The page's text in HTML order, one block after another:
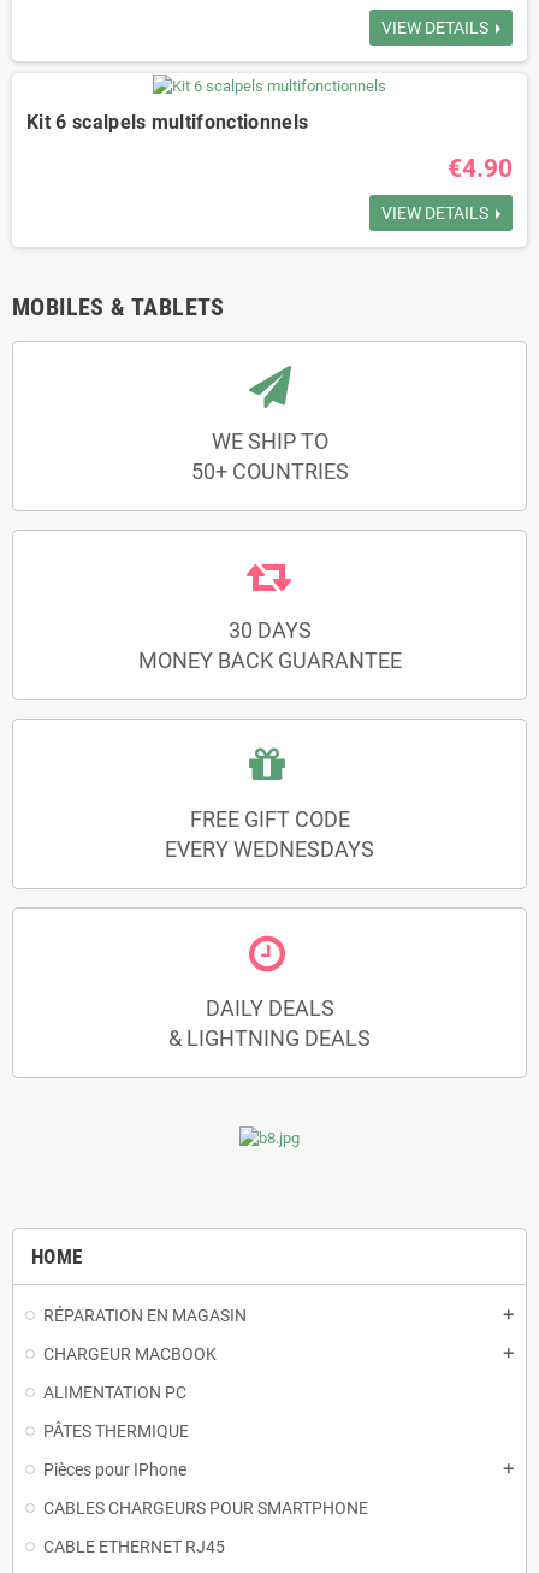
VIEW DETAILS
Kit 6 scalpels multifonctionnels
€4.90
VIEW DETAILS
MOBILES & TABLETS
WE SHIP TO
50+ COUNTRIES
30 DAYS
MONEY BACK GUARANTEE
FREE GIFT CODE
EVERY WEDNESDAYS
DAILY DEALS
& LIGHTNING DEALS
HOME
RÉPARATION EN MAGASIN add
CHARGEUR MACBOOK add
ALIMENTATION PC
PÂTES THERMIQUE
Pièces pour IPhone
add
CABLES CHARGEURS POUR SMARTPHONE
CABLE ETHERNET RJ45